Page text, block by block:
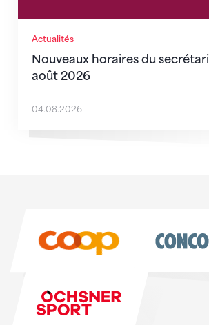
Actualités
Nouveaux horaires du
août 2026
04.08.2026